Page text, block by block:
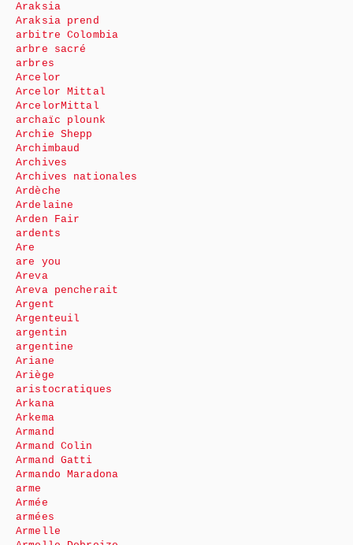
Araksia
Araksia prend
arbitre Colombia
arbre sacré
arbres
Arcelor
Arcelor Mittal
ArcelorMittal
archaïc plounk
Archie Shepp
Archimbaud
Archives
Archives nationales
Ardèche
Ardelaine
Arden Fair
ardents
Are
are you
Areva
Areva pencherait
Argent
Argenteuil
argentin
argentine
Ariane
Ariège
aristocratiques
Arkana
Arkema
Armand
Armand Colin
Armand Gatti
Armando Maradona
arme
Armée
armées
Armelle